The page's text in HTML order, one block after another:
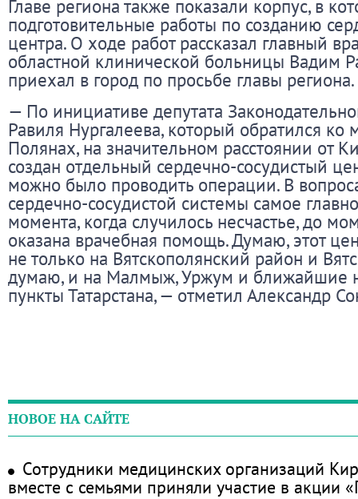
Главе региона также показали корпус, в
подготовительные работы по созданию
центра. О ходе работ рассказал главный
областной клинической больницы Вадим
приехал в город по просьбе главы региона.
— По инициативе депутата
Равиля Нургалеева, который обратился ко
Полянах, на значительном расстоянии от
создан отдельный сердечно-сосудистый
можно было проводить операции. В
сердечно-сосудистой системы самое
момента, когда случилось несчастье, до
оказана врачебная помощь. Думаю, этот
не только на Вятскополянский район и
думаю, и на Малмыж, Уржум и ближайшие
пункты Татарстана, — отметил Александр
НОВОЕ НА САЙТЕ
Сотрудники медицинских организаций
вместе с семьями приняли участие в акции